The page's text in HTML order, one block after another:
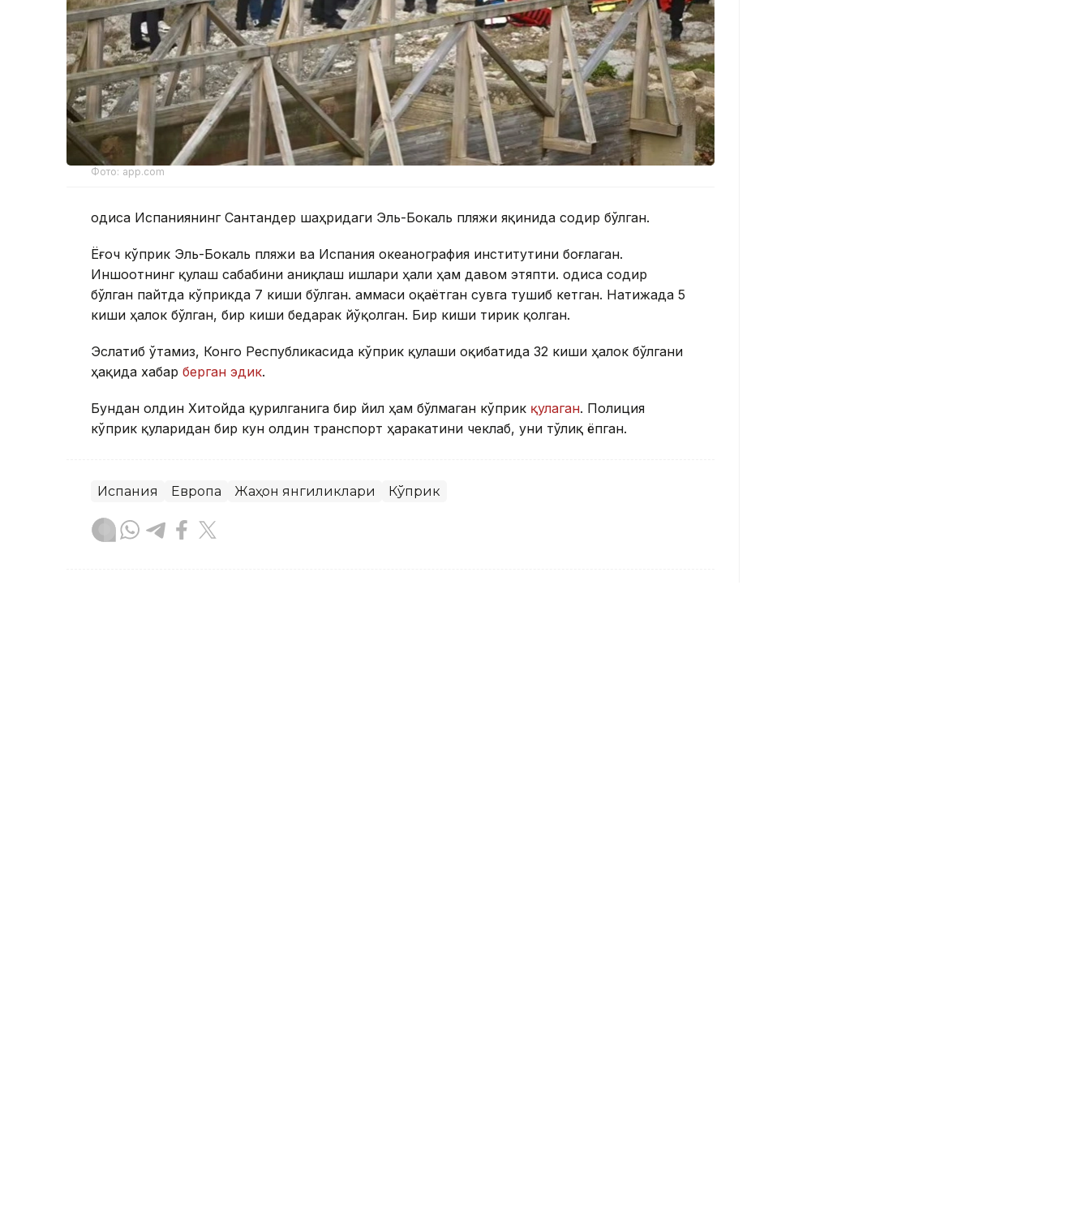
Фото: app.com
Ҳодиса Испаниянинг Сантандер шаҳридаги Эль-Бокаль пляжи яқинида содир бўлган.
Ёғоч кўприк Эль-Бокаль пляжи ва Испания океанография институтини боғлаган.
Иншоотнинг қулаш сабабини аниқлаш ишлари ҳали ҳам давом этяпти. Ҳодиса содир
бўлган пайтда кўприкда 7 киши бўлган. Ҳаммаси оқаётган сувга тушиб кетган. Натижада 5
киши ҳалок бўлган, бир киши бедарак йўқолган. Бир киши тирик қолган.
Эслатиб ўтамиз, Конго Республикасида кўприк қулаши оқибатида 32 киши ҳалок бўлгани
ҳақида хабар берган эдик.
Бундан олдин Хитойда қурилганига бир йил ҳам бўлмаган кўприк қулаган. Полиция
кўприк қуларидан бир кун олдин транспорт ҳаракатини чеклаб, уни тўлиқ ёпган.
Испания Европа Жаҳон янгиликлари Кўприк